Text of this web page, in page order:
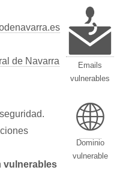
Emails
vulnerables
🌐
Dominio
vulnerable
de Navarra
vulnerables